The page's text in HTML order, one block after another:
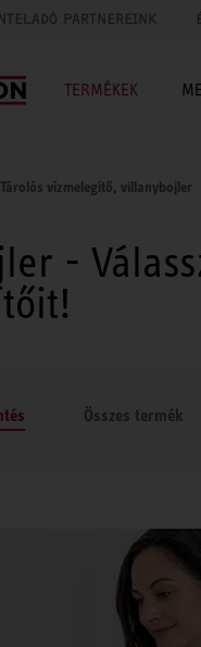
PARTNEREINK
TERMÉKEK
Tárolós vízmelegítő, villanybojler
-
Összes termék